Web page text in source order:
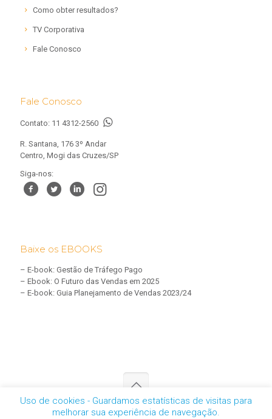
Como obter resultados?
TV Corporativa
Fale Conosco
Fale Conosco
Contato: 11 4312-2560
R. Santana, 176 3º Andar
Centro, Mogi das Cruzes/SP
Siga-nos:
Baixe os EBOOKS
– E-book: Gestão de Tráfego Pago
– Ebook: O Futuro das Vendas em 2025
– E-book: Guia Planejamento de Vendas 2023/24
CNPJ: 05.457.461/0001-01 | © 2025 - Todos os direitos reservados
Uso de cookies - Guardamos estatísticas de visitas para
melhorar sua experiência de navegação.